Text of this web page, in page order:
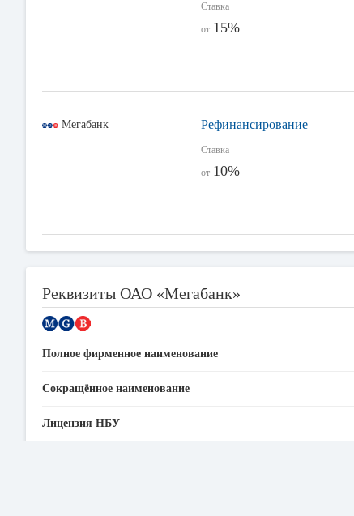
Ставка
от 15%
Мегабанк Рефинансирование
Ставка
от 10%
Реквизиты ОАО «Мегабанк»
Полное фирменное наименование
Сокращённое наименование
Лицензия НБУ